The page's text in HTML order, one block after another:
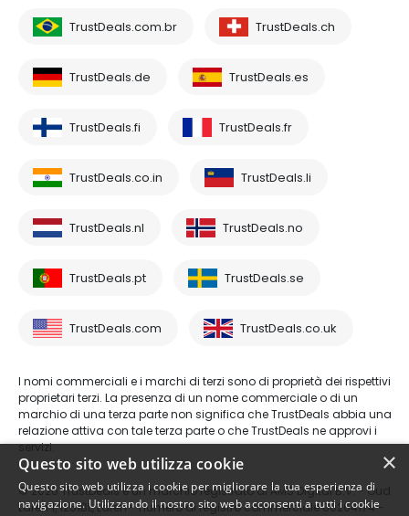
TrustDeals.com.br TrustDeals.ch
TrustDeals.de TrustDeals.es
TrustDeals.fi TrustDeals.fr
TrustDeals.co.in TrustDeals.li
TrustDeals.nl TrustDeals.no
TrustDeals.pt TrustDeals.se
TrustDeals.com TrustDeals.co.uk
I nomi commerciali e i marchi di terzi sono di proprietà dei rispettivi
proprietari terzi. La presenza di un nome commerciale o di un
marchio di una terza parte non significa che TrustDeals abbia una
relazione attiva con tale terza parte o che TrustDeals ne approvi i
servizi.
© 2026 TrustDeals è un marchio registrato di AMS Digital B.V. - Oud
Laren 1, 1251BL, Laren - numero di registro commerciale 80264174 -
×
Questo sito web utilizza cookie
Questo sito web utilizza i cookie per migliorare la tua esperienza di
navigazione. Utilizzando il nostro sito web acconsenti a tutti i cookie